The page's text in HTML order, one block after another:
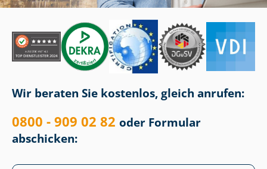
Wir beraten Sie kostenlos, gleich anrufen:
0800 - 909 02 82 oder Formular
abschicken: